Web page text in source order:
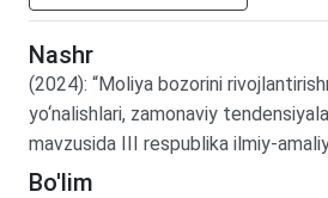
Nashr
(2024): “Moliya bozorini
yo‘nalishlari, zamonaviy
mavzusida III respublika ilmiy-
Bo'lim